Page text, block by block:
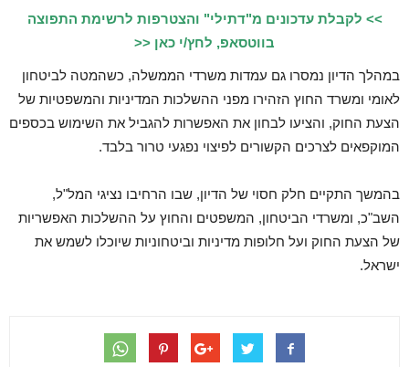
>> לקבלת עדכונים מ"דתילי" והצטרפות לרשימת התפוצה
בווטסאפ, לחץ/י כאן <<
במהלך הדיון נמסרו גם עמדות משרדי הממשלה, כשהמטה לביטחון
לאומי ומשרד החוץ הזהירו מפני ההשלכות המדיניות והמשפטיות של
הצעת החוק, והציעו לבחון את האפשרות להגביל את השימוש בכספים
המוקפאים לצרכים הקשורים לפיצוי נפגעי טרור בלבד.
בהמשך התקיים חלק חסוי של הדיון, שבו הרחיבו נציגי המל"ל,
השב"כ, ומשרדי הביטחון, המשפטים והחוץ על ההשלכות האפשריות
של הצעת החוק ועל חלופות מדיניות וביטחוניות שיוכלו לשמש את
ישראל.